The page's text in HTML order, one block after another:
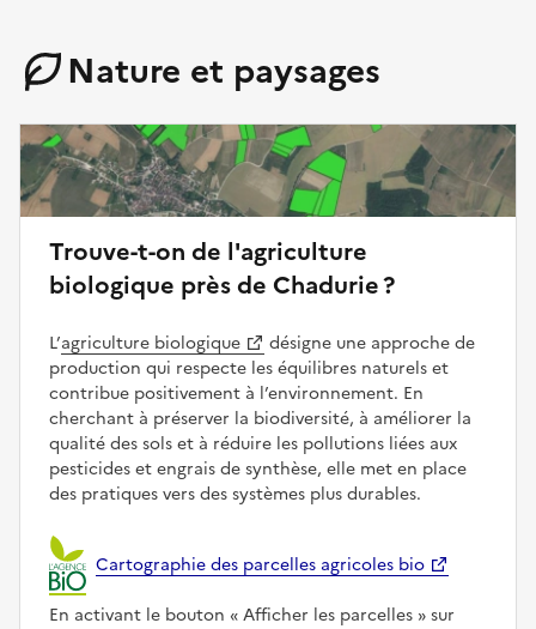
Nature et paysages
Trouve-t-on de l'agriculture
biologique près de Chadurie ?
L’agriculture biologique
désigne une approche de
production qui respecte les équilibres naturels et
contribue positivement à l’environnement. En
cherchant à préserver la biodiversité, à améliorer la
qualité des sols et à réduire les pollutions liées aux
pesticides et engrais de synthèse, elle met en place
des pratiques vers des systèmes plus durables.
Cartographie des parcelles agricoles bio
En activant le bouton Afficher les parcelles
sur